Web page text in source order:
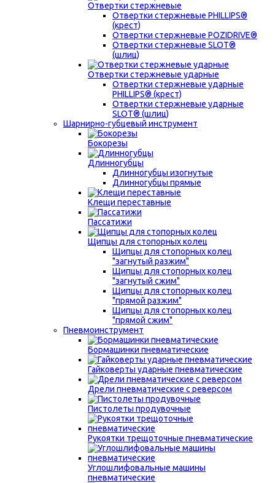
Отвертки стержневые
Отвертки стержневые PHILLIPS®
(крест)
Отвертки стержневые POZIDRIVE®
Отвертки стержневые SLOT®
(шлиц)
Отвертки стержневые ударные
Отвертки стержневые ударные
PHILLIPS® (крест)
Отвертки стержневые ударные
SLOT® (шлиц)
Шарнирно-губцевый инструмент
Бокорезы
Длинногубцы
Длинногубцы изогнутые
Длинногубцы прямые
Клещи переставные
Пассатижи
Щипцы для стопорных колец
Щипцы для стопорных колец
"загнутый разжим"
Щипцы для стопорных колец
"загнутый сжим"
Щипцы для стопорных колец
"прямой разжим"
Щипцы для стопорных колец
"прямой сжим"
Пневмоинструмент
Бормашинки пневматические
Гайковерты ударные пневматические
Дрели пневматические с реверсом
Пистолеты продувочные
Рукоятки трещоточные пневматические
Углошлифовальные машины
пневматические